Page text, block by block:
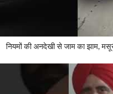
नियमों की अनदेखी से जाम का झाम,